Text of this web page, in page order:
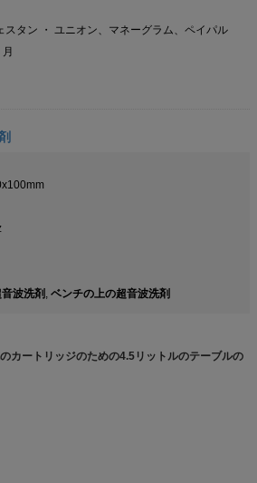
スタン ・ ユニオン、マネーグラム、ペイパル
波洗剤, ベンチの上の超音波洗剤
カートリッジのための4.5リットルのテーブルの